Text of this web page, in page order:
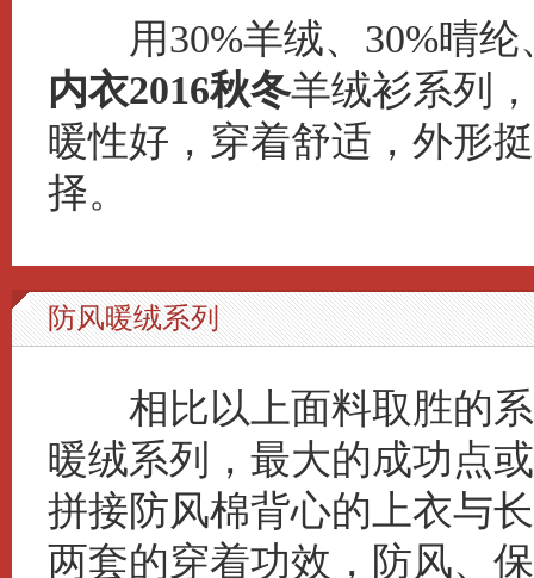
用30%羊绒、30%晴纶
内衣2016秋冬羊绒衫系列
暖性好，穿着舒适，外形
择。
防风暖绒系列
相比以上面料取胜的
暖绒系列，最大的成功点
拼接防风棉背心的上衣与
两套的穿着功效，防风、